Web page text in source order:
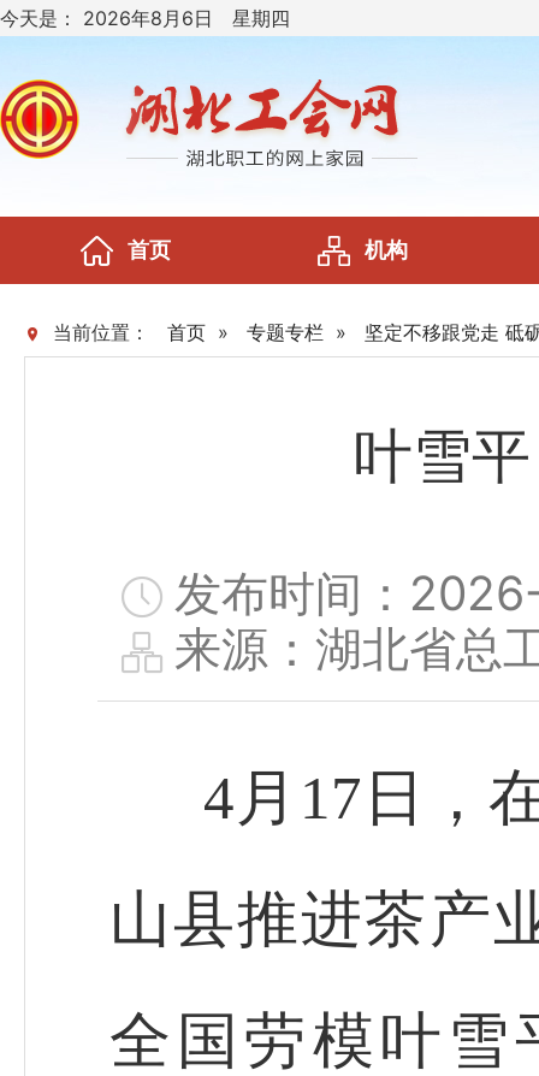
今天是： 2026年8月6日 星期四
首页 机构
当前位置： 首页 » 专题专栏 » 坚定不移跟党走 砥
叶雪
发布时间：
来源：湖北省总
4月17日，
山县推进茶产
全国劳模叶雪